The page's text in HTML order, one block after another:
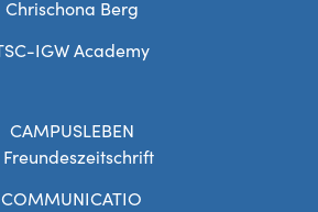
Chrischona Berg
IGW Academy
CAMPUSLEBEN
Freundeszeitschrift
COMMUNICATIO